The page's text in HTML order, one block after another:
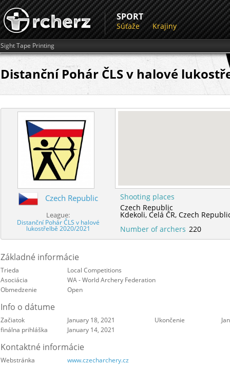
SPORT
Súťaže Krajiny
Sight Tape Printing
Distanční Pohár ČLS v halové
Czech Republic
League:
Distanční Pohár ČLS v halové
lukostřelbě 2020/2021
Shooting places
Czech Republic
Kdekoli,Celá ČR,Czech
Number of archers 220
Základné informácie
Trieda
Local Competitions
Asociácia
WA - World Archery Federation
Obmedzenie
Open
Info o dátume
Začiatok January 18, 2021 Ukončenie
finálna prihláška
January 14, 2021
Kontaktné informácie
Webstránka www.czecharchery.cz